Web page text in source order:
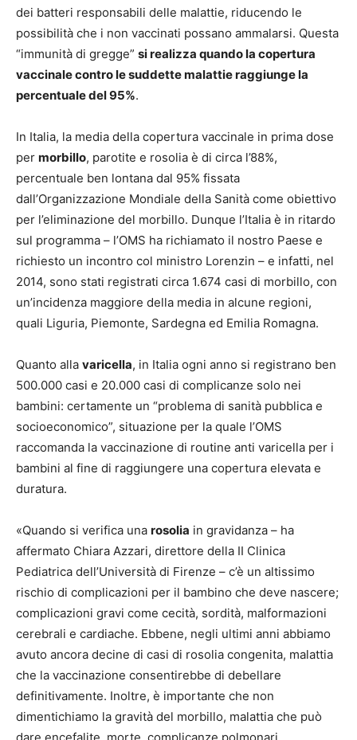
dei batteri responsabili delle malattie, riducendo le
possibilità che i non vaccinati possano ammalarsi. Questa
“immunità di gregge” si realizza quando la copertura
vaccinale contro le suddette malattie raggiunge la
percentuale del 95%.
In Italia, la media della copertura vaccinale in prima dose
per morbillo, parotite e rosolia è di circa l’88%,
percentuale ben lontana dal 95% fissata
dall’Organizzazione Mondiale della Sanità come obiettivo
per l’eliminazione del morbillo. Dunque l’Italia è in ritardo
sul programma – l’OMS ha richiamato il nostro Paese e
richiesto un incontro col ministro Lorenzin – e infatti, nel
2014, sono stati registrati circa 1.674 casi di morbillo, con
un’incidenza maggiore della media in alcune regioni,
quali Liguria, Piemonte, Sardegna ed Emilia Romagna.
Quanto alla varicella, in Italia ogni anno si registrano ben
500.000 casi e 20.000 casi di complicanze solo nei
bambini: certamente un “problema di sanità pubblica e
socioeconomico”, situazione per la quale l’OMS
raccomanda la vaccinazione di routine anti varicella per i
bambini al fine di raggiungere una copertura elevata e
duratura.
«Quando si verifica una rosolia in gravidanza – ha
affermato Chiara Azzari, direttore della II Clinica
Pediatrica dell’Università di Firenze – c’è un altissimo
rischio di complicazioni per il bambino che deve nascere;
complicazioni gravi come cecità, sordità, malformazioni
cerebrali e cardiache. Ebbene, negli ultimi anni abbiamo
avuto ancora decine di casi di rosolia congenita, malattia
che la vaccinazione consentirebbe di debellare
definitivamente. Inoltre, è importante che non
dimentichiamo la gravità del morbillo, malattia che può
dare encefalite, morte, complicanze polmonari.